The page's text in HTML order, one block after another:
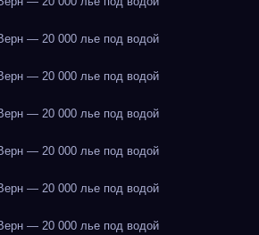
— 20 000 лье под водой
— 20 000 лье под водой
— 20 000 лье под водой
— 20 000 лье под водой
— 20 000 лье под водой
— 20 000 лье под водой